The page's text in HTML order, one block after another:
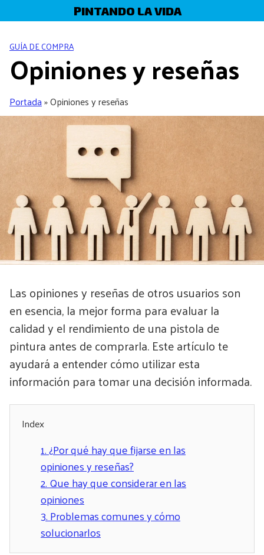
to
PINTANDO LA VIDA
GUÍA DE COMPRA
Opiniones y reseñas
Portada»Opiniones y reseñas
Las opiniones y reseñas de otros usuarios son
en esencia, la mejor forma para evaluar la
calidad y el rendimiento de una pistola de
pintura antes de comprarla. Este artículo te
ayudará a entender cómo utilizar esta
información para tomar una decisión informada.
Index
1.¿Por qué hay que fijarse en las
opiniones y reseñas?
2.Que hay que considerar en las
opiniones
3.Problemas comunes y cómo
solucionarlos